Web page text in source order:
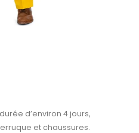
d’environ 4 jours,
et chaussures.